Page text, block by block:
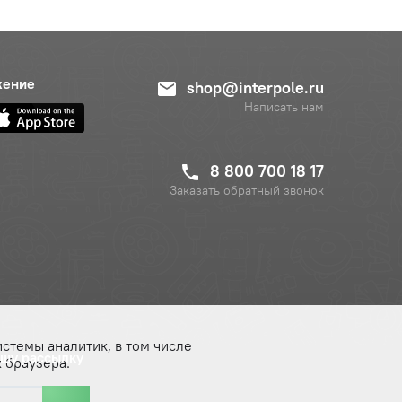
shop@interpole.ru
Написать нам
8 800 700 18 17
Заказать обратный звонок
рассылку
аналитик, в том числе
браузера.